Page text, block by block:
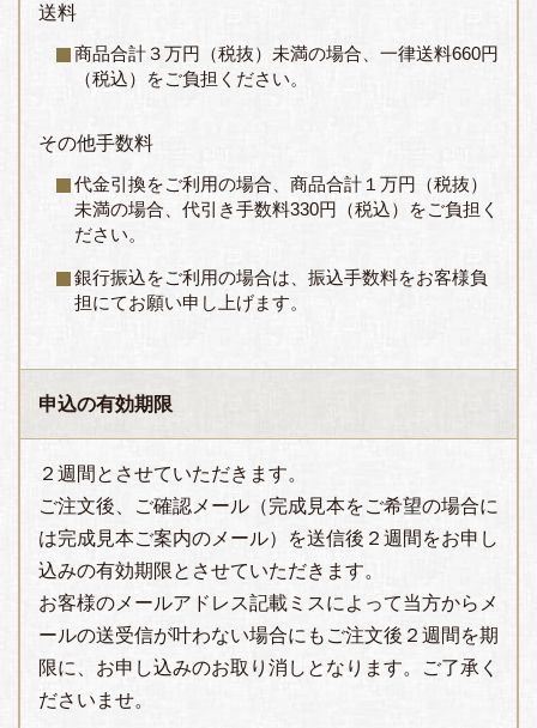
送料
商品合計３万円（税抜）未満の場合、一律送料660円
（税込）をご負担ください。
その他手数料
代金引換をご利用の場合、商品合計１万円（税抜）
未満の場合、代引き手数料330円（税込）をご負担く
ださい。
銀行振込をご利用の場合は、振込手数料をお客様負
担にてお願い申し上げます。
申込の有効期限
２週間とさせていただきます。
ご注文後、ご確認メール（完成見本をご希望の場合に
は完成見本ご案内のメール）を送信後２週間をお申し
込みの有効期限とさせていただきます。
お客様のメールアドレス記載ミスによって当方からメ
ールの送受信が叶わない場合にもご注文後２週間を期
限に、お申し込みのお取り消しとなります。ご了承く
ださいませ。